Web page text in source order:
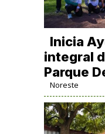
Inicia
integral
Parque
Noreste